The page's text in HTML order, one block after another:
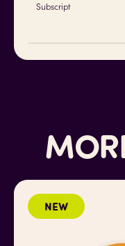
Subscript
NEW